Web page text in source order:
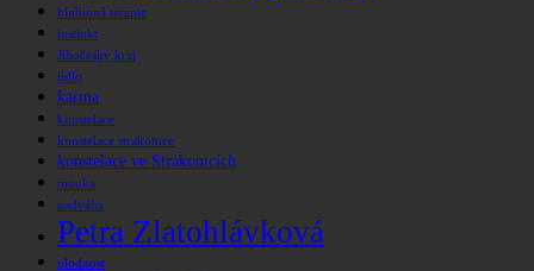
hlubinná terapie
instinkt
Jihočeský kraj
jídlo
karma
konstelace
konstelace strakonice
konstelace ve Strakonicích
mouka
nadváha
Petra Zlatohlávková
plodnost